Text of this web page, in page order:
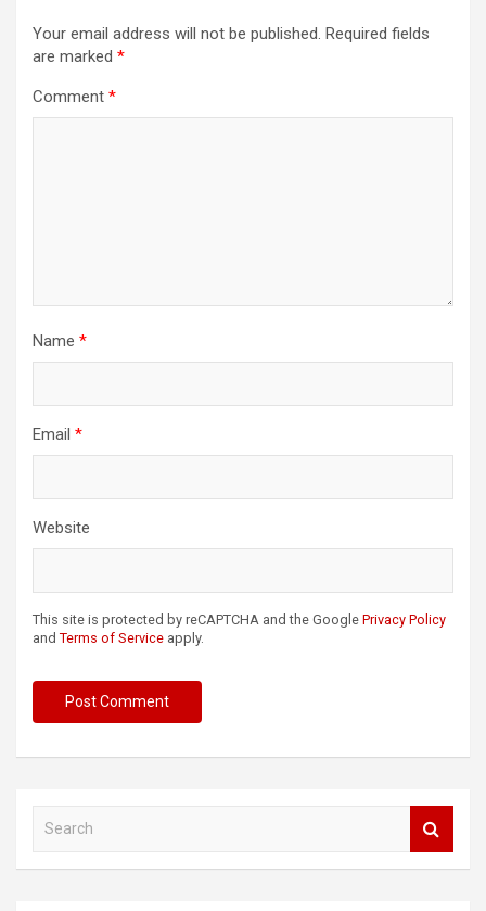
Your email address will not be published. Required fields
are marked *
Comment *
Name *
Email *
Website
This site is protected by reCAPTCHA and the Google Privacy Policy
and Terms of Service apply.